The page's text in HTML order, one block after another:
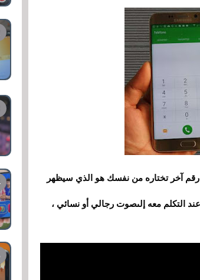
آخر تختاره من نفسك هو الذي سيظهر
التكلم معه إلىصوت رجالي أو نسائي ،